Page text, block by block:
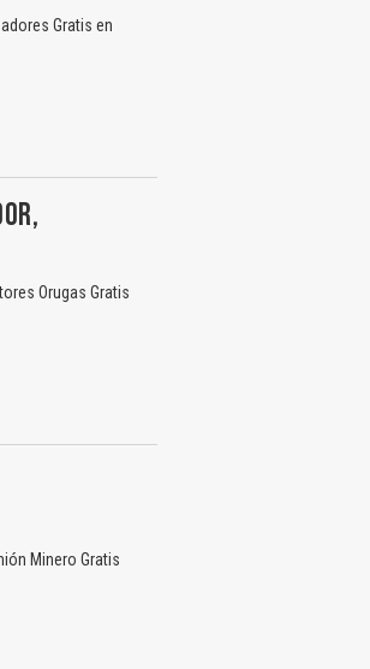
Gratis en
Orugas Gratis
Minero Gratis